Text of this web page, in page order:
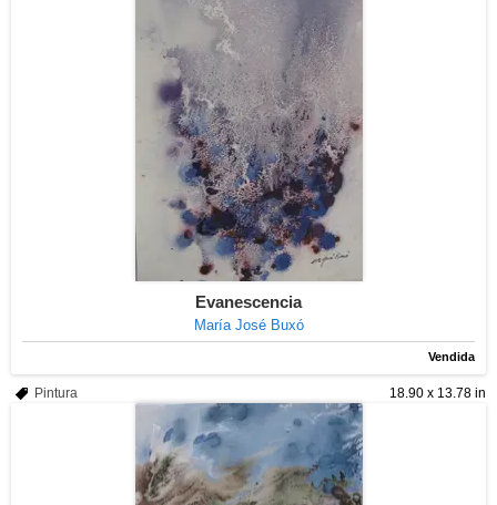
Evanescencia
María José Buxó
Vendida
18.90 x 13.78 in
Pintura